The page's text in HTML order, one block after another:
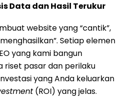
Data dan Hasil Terukur
website yang “cantik”,
Setiap elemen
yang kami bangun
riset pasar dan perilaku
yang Anda keluarkan
(ROI) yang jelas.